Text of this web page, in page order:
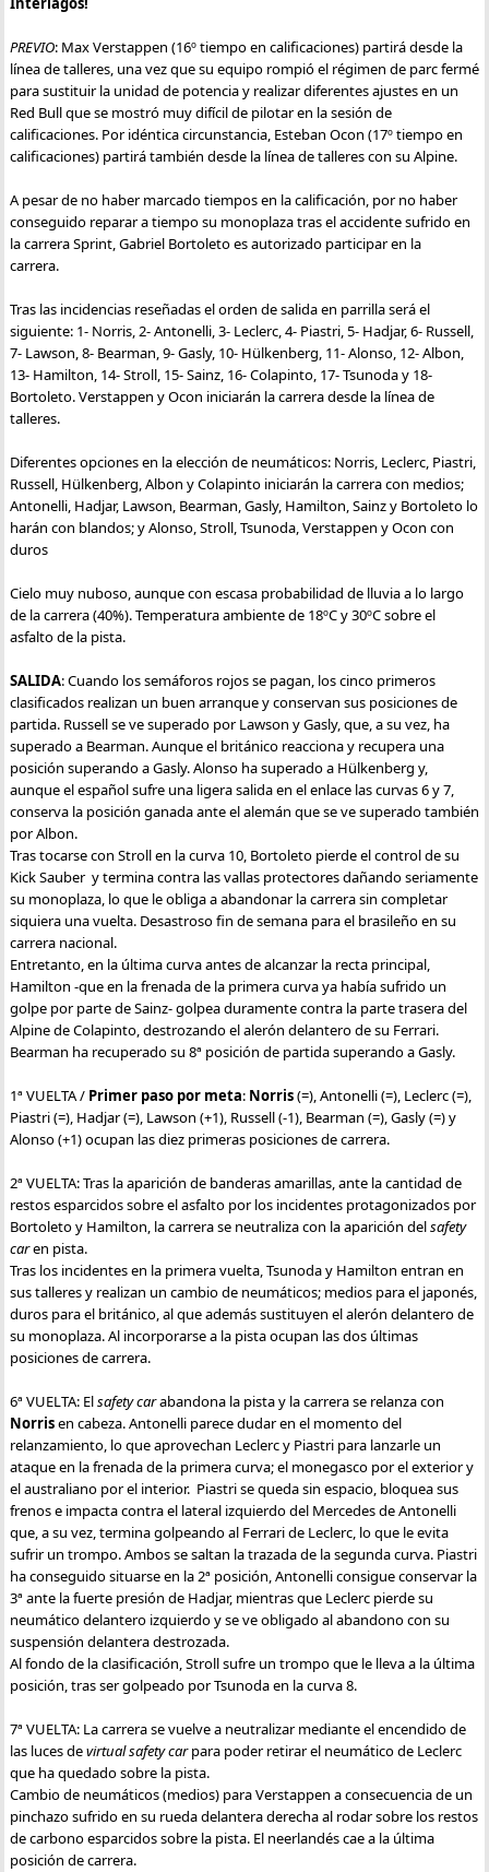
PREVIO: Max Verstappen (16º tiempo en calificaciones) partirá desde la
línea de talleres, una vez que su equipo rompió el régimen de parc fermé
para sustituir la unidad de potencia y realizar diferentes ajustes en un
Red Bull que se mostró muy difícil de pilotar en la sesión de
calificaciones. Por idéntica circunstancia, Esteban Ocon (17º tiempo en
calificaciones) partirá también desde la línea de talleres con su Alpine.
A pesar de no haber marcado tiempos en la calificación, por no haber
conseguido reparar a tiempo su monoplaza tras el accidente sufrido en
la carrera Sprint, Gabriel Bortoleto es autorizado participar en la
carrera.
Tras las incidencias reseñadas el orden de salida en parrilla será el
siguiente: 1- Norris, 2- Antonelli, 3- Leclerc, 4- Piastri, 5- Hadjar, 6- Russell,
7- Lawson, 8- Bearman, 9- Gasly, 10- Hülkenberg, 11- Alonso, 12- Albon,
13- Hamilton, 14- Stroll, 15- Sainz, 16- Colapinto, 17- Tsunoda y 18-
Bortoleto. Verstappen y Ocon iniciarán la carrera desde la línea de
talleres.
Diferentes opciones en la elección de neumáticos: Norris, Leclerc, Piastri,
Russell, Hülkenberg, Albon y Colapinto iniciarán la carrera con medios;
Antonelli, Hadjar, Lawson, Bearman, Gasly, Hamilton, Sainz y Bortoleto lo
harán con blandos; y Alonso, Stroll, Tsunoda, Verstappen y Ocon con
duros
Cielo muy nuboso, aunque con escasa probabilidad de lluvia a lo largo
de la carrera (40%). Temperatura ambiente de 18ºC y 30ºC sobre el
asfalto de la pista.
SALIDA: Cuando los semáforos rojos se pagan, los cinco primeros
clasificados realizan un buen arranque y conservan sus posiciones de
partida. Russell se ve superado por Lawson y Gasly, que, a su vez, ha
superado a Bearman. Aunque el británico reacciona y recupera una
posición superando a Gasly. Alonso ha superado a Hülkenberg y,
aunque el español sufre una ligera salida en el enlace las curvas 6 y 7,
conserva la posición ganada ante el alemán que se ve superado también
por Albon.
Tras tocarse con Stroll en la curva 10, Bortoleto pierde el control de su
Kick Sauber y termina contra las vallas protectores dañando seriamente
su monoplaza, lo que le obliga a abandonar la carrera sin completar
siquiera una vuelta. Desastroso fin de semana para el brasileño en su
carrera nacional.
Entretanto, en la última curva antes de alcanzar la recta principal,
Hamilton -que en la frenada de la primera curva ya había sufrido un
golpe por parte de Sainz- golpea duramente contra la parte trasera del
Alpine de Colapinto, destrozando el alerón delantero de su Ferrari.
Bearman ha recuperado su 8ª posición de partida superando a Gasly.
1ª VUELTA / Primer paso por meta: Norris(=), Antonelli (=), Leclerc (=),
Piastri (=), Hadjar (=), Lawson (+1), Russell (-1), Bearman (=), Gasly (=) y
Alonso (+1) ocupan las diez primeras posiciones de carrera.
2ª VUELTA: Tras la aparición de banderas amarillas, ante la cantidad de
restos esparcidos sobre el asfalto por los incidentes protagonizados por
Bortoleto y Hamilton, la carrera se neutraliza con la aparición delsafety
caren pista.
Tras los incidentes en la primera vuelta, Tsunoda y Hamilton entran en
sus talleres y realizan un cambio de neumáticos; medios para el japonés,
duros para el británico, al que además sustituyen el alerón delantero de
su monoplaza. Al incorporarse a la pista ocupan las dos últimas
posiciones de carrera.
6ª VUELTA: Elsafety carabandona la pista y la carrera se relanza con
Norrisen cabeza. Antonelli parece dudar en el momento del
relanzamiento, lo que aprovechan Leclerc y Piastri para lanzarle un
ataque en la frenada de la primera curva; el monegasco por el exterior y
el australiano por el interior. Piastri se queda sin espacio, bloquea sus
frenos e impacta contra el lateral izquierdo del Mercedes de Antonelli
que, a su vez, termina golpeando al Ferrari de Leclerc, lo que le evita
sufrir un trompo. Ambos se saltan la trazada de la segunda curva. Piastri
ha conseguido situarse en la 2ª posición, Antonelli consigue conservar la
3ª ante la fuerte presión de Hadjar, mientras que Leclerc pierde su
neumático delantero izquierdo y se ve obligado al abandono con su
suspensión delantera destrozada.
Al fondo de la clasificación, Stroll sufre un trompo que le lleva a la última
posición, tras ser golpeado por Tsunoda en la curva 8.
7ª VUELTA: La carrera se vuelve a neutralizar mediante el encendido de
las luces devirtual safety carpara poder retirar el neumático de Leclerc
que ha quedado sobre la pista.
Cambio de neumáticos (medios) para Verstappen a consecuencia de un
pinchazo sufrido en su rueda delantera derecha al rodar sobre los restos
de carbono esparcidos sobre la pista. El neerlandés cae a la última
posición de carrera.